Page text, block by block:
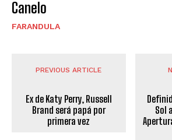
Canelo
FARANDULA
PREVIOUS ARTICLE
Ex de Katy Perry, Russell
Brand será papá por
primera vez
Sol